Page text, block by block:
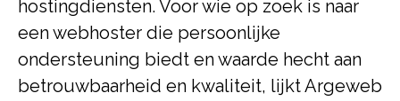
hostingdiensten. Voor wie op zoek is naar
een webhoster die persoonlijke
ondersteuning biedt en waarde hecht aan
betrouwbaarheid en kwaliteit, lijkt Argeweb